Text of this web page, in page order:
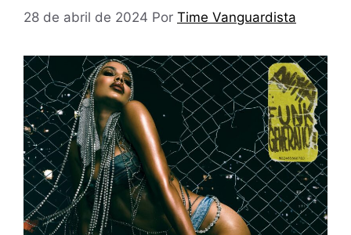
28 de abril de 2024 Por Time Vanguardista